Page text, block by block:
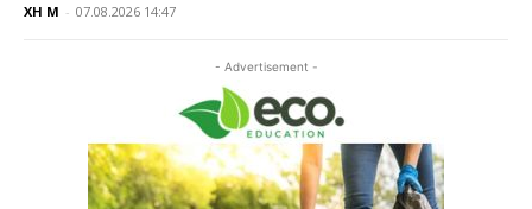
XH M - 07.08.2026 14:47
- Advertisement -